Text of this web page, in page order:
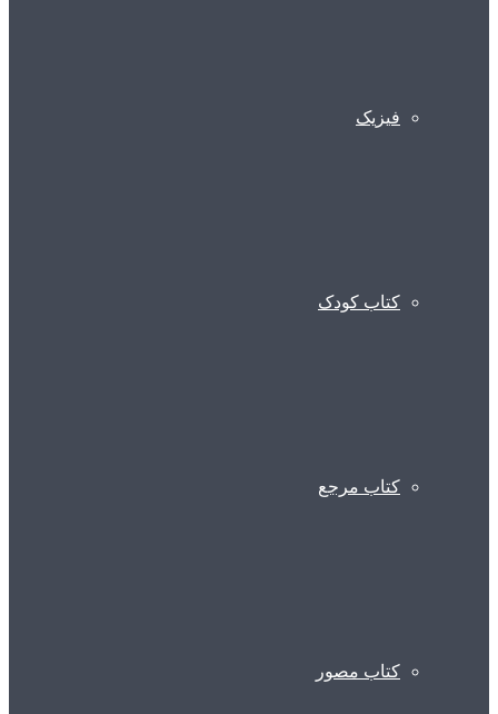
فیزیک
کتاب کودک
کتاب مرجع
کتاب مصور